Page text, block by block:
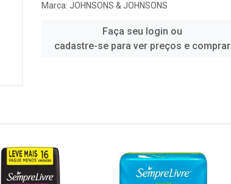
Marca: JOHNSONS & JOHNSONS
Faça seu login ou
cadastre-se para ver preços e comprar